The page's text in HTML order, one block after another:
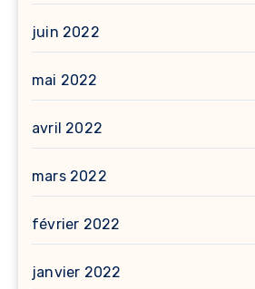
juin 2022
mai 2022
avril 2022
mars 2022
février 2022
janvier 2022